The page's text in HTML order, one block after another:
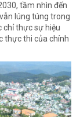
tầm nhìn đến
lúng túng trong
chỉ thực sự hiệu
thực thi của chính